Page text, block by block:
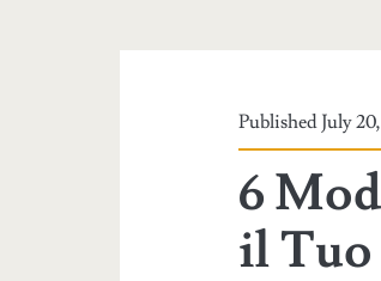
Published July
6
il Tuo